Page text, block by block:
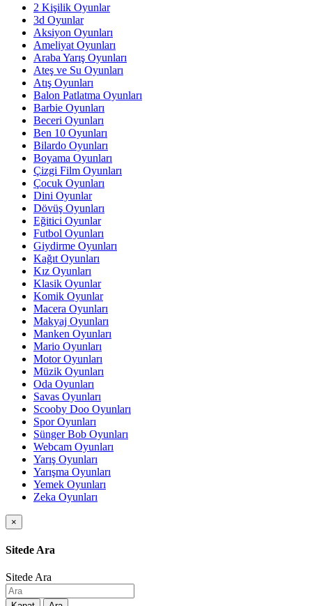
2 Kişilik Oyunlar
3d Oyunlar
Aksiyon Oyunları
Ameliyat Oyunları
Araba Yarış Oyunları
Ateş ve Su Oyunları
Atış Oyunları
Balon Patlatma Oyunları
Barbie Oyunları
Beceri Oyunları
Ben 10 Oyunları
Bilardo Oyunları
Boyama Oyunları
Çizgi Film Oyunları
Çocuk Oyunları
Dini Oyunlar
Dövüş Oyunları
Eğitici Oyunlar
Futbol Oyunları
Giydirme Oyunları
Kağıt Oyunları
Kız Oyunları
Klasik Oyunlar
Komik Oyunlar
Macera Oyunları
Makyaj Oyunları
Manken Oyunları
Mario Oyunları
Motor Oyunları
Müzik Oyunları
Oda Oyunları
Savas Oyunları
Scooby Doo Oyunları
Spor Oyunları
Sünger Bob Oyunları
Webcam Oyunları
Yarış Oyunları
Yarışma Oyunları
Yemek Oyunları
Zeka Oyunları
×
Sitede Ara
Sitede Ara